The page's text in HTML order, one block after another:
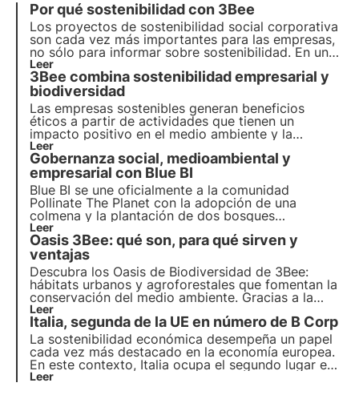
Por qué sostenibilidad con 3Bee
Los proyectos de sostenibilidad social corporativa
son cada vez más importantes para las empresas,
no sólo para informar sobre sostenibilidad. En un
mundo con recursos limitados y fuertes
desigualdades, cada vez son más los actores que
piden a las empresas que se comprometan
activamente.
Leer
3Bee combina sostenibilidad empresarial y
biodiversidad
Las empresas sostenibles generan beneficios
éticos a partir de actividades que tienen un
impacto positivo en el medio ambiente y la
sociedad. Los proyectos de RSE de 3Bee
regeneran la biodiversidad. Descubra cómo ser
(más) sostenible y cómo proteger la biodiversidad
implicando a sus empleados.
Leer
Gobernanza social, medioambiental y
empresarial con Blue BI
Blue BI se une oficialmente a la comunidad
Pollinate The Planet con la adopción de una
colmena y la plantación de dos bosques
nectaríferos compuestos por nada menos que 200
árboles melíferos. El suyo es un ejemplo concreto
de sostenibilidad empresarial y regeneración de la
biodiversidad.
Leer
Oasis 3Bee: qué son, para qué sirven y
ventajas
Descubra los Oasis de Biodiversidad de 3Bee:
hábitats urbanos y agroforestales que fomentan la
conservación del medio ambiente. Gracias a la
tecnología de 3Bee, los Oasis conectan naturaleza
y empresa, ofreciendo toda una serie de ventajas.
Únete al cambio y adopta un Oasis para proteger
la biodiversidad.
Leer
Italia, segunda de la UE en número de B Corp
La sostenibilidad económica desempeña un papel
cada vez más destacado en la economía europea.
En este contexto, Italia ocupa el segundo lugar en
cuanto al número de empresas comprometidas
Leer